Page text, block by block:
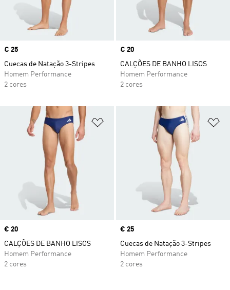
Price
€ 25
Cuecas de Natação 3-Stripes
Homem Performance
2 cores
Price
€ 20
CALÇÕES DE BANHO LISOS
Homem Performance
2 cores
Adicionar à Lista de Desejos
Price
€ 20
CALÇÕES DE BANHO LISOS
Homem Performance
2 cores
Price
€ 25
Cuecas de Natação 3-Stripes
Homem Performance
2 cores